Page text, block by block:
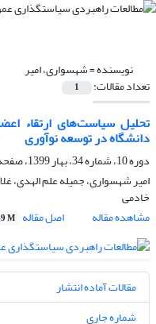
نویسنده =شهسواری، امیر
تعداد مقالات: 1
تحلیل سیاست‌های ارتقاء
دانشگاه در توسعه نوآوری
دوره 10، شماره 34، بهار 1399، صفحه
امیر شهسواری، جمیله علم الهدی،
خادمی
مشاهده مقاله
اصل مقاله M
مقالات آماده انتشار
شماره جاری